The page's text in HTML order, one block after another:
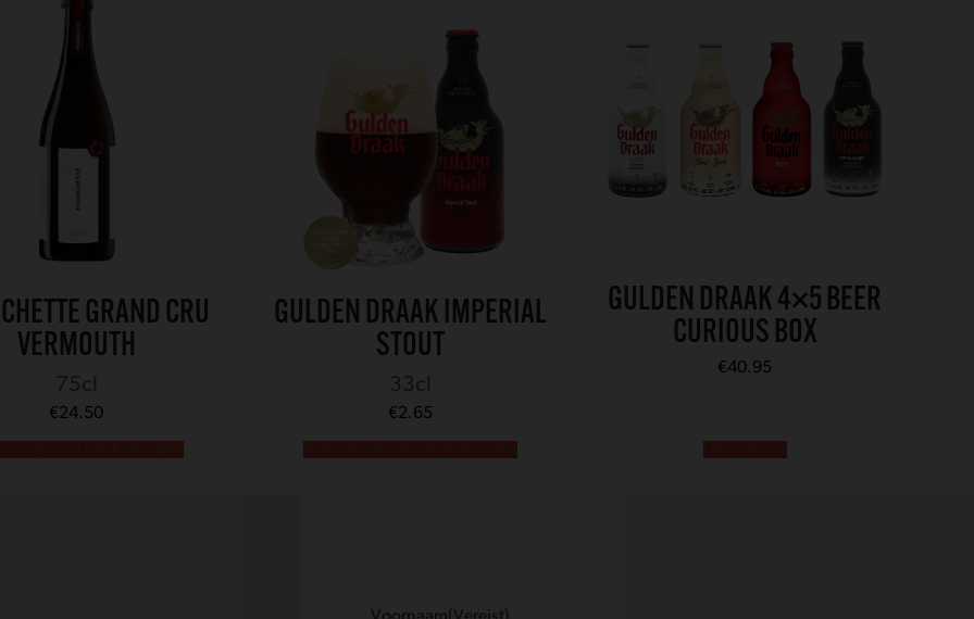
GRAND CRU
VERMOUTH
75cl
€24.50
GULDEN DRAAK IMPERIAL
STOUT
33cl
€2.65
GULDEN DRAAK 4×5 BEER
CURIOUS BOX
€40.95